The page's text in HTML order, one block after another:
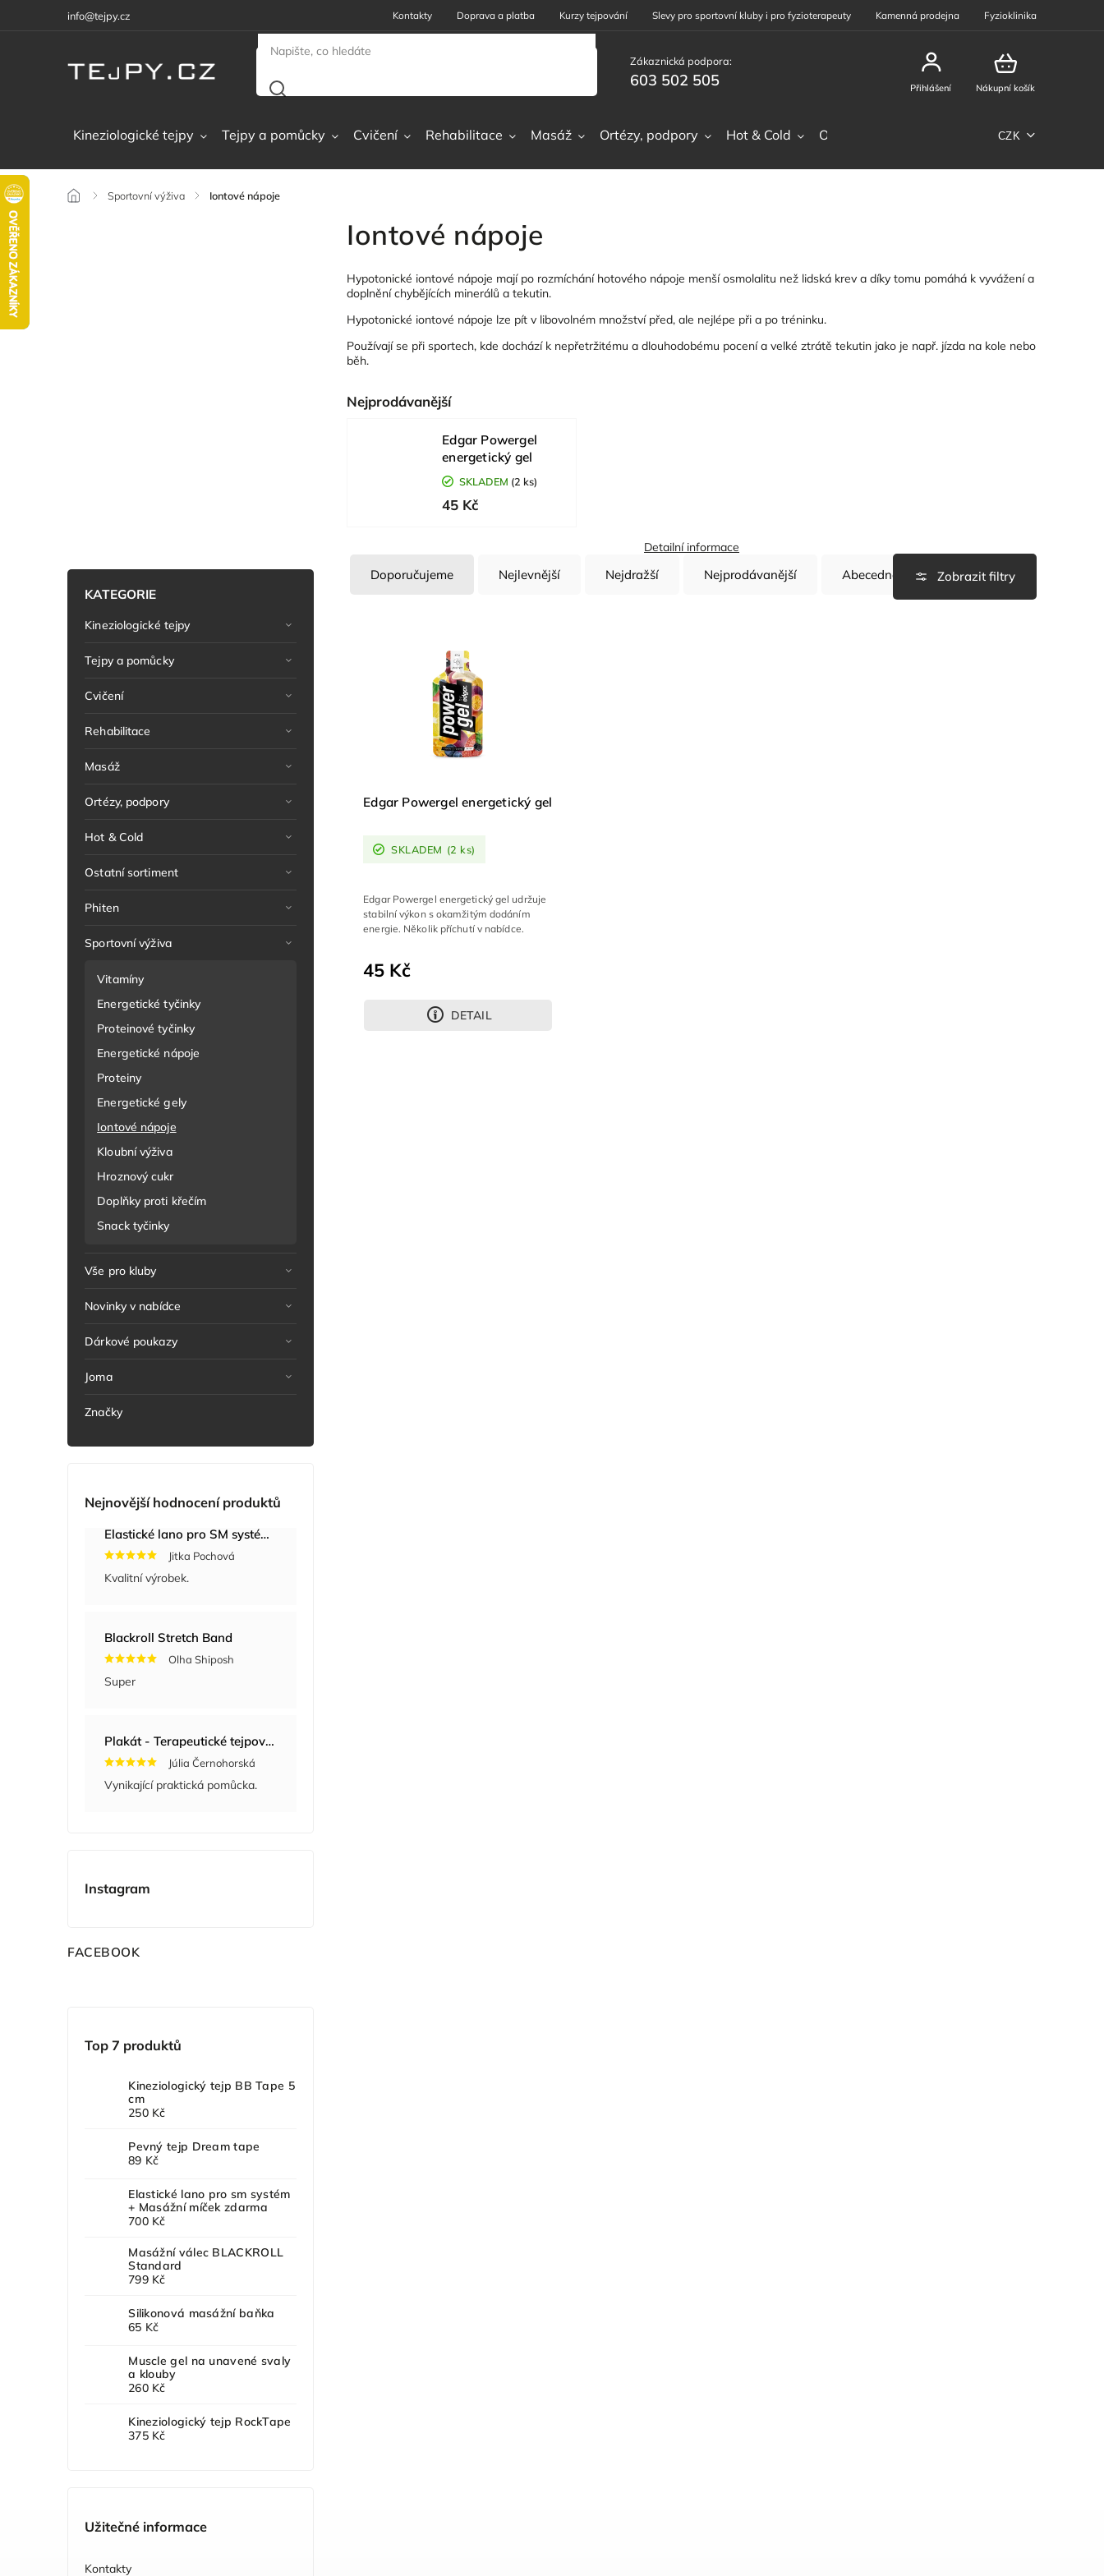
info@tejpy.cz Kontakty Doprava a platba Kurzy tejpování Slevy pro sportovní kluby i pro fyzioterapeuty Kamenná prodejna Fyzioklinika
Zákaznická podpora:
603 502 505 Nákupní košík
Přihlášení
CZK
Kineziologické tejpy Tejpy a pomůcky Cvičení Rehabilitace Masáž Ortézy, podpory Hot & Cold Ostatní sortiment Sportovní
/ Sportovní výživa / Iontové nápoje
KATEGORIE
Kineziologické tejpy
Tejpy a pomůcky
Cvičení
Rehabilitace
Masáž
Ortézy, podpory
Hot & Cold
Ostatní sortiment
Phiten
Sportovní výživa
Vitamíny
Energetické tyčinky
Proteinové tyčinky
Energetické nápoje
Proteiny
Energetické gely
Iontové nápoje
Kloubní výživa
Hroznový cukr
Doplňky proti křečím
Snack tyčinky
Vše pro kluby
Novinky v nabídce
Dárkové poukazy
Joma
Značky
Nejnovější hodnocení produktů
Elastické lano pro SM systém, 3 ks
Jitka Pochová
Kvalitní výrobek.
Blackroll Stretch Band
Olha Shiposh
Super
Plakát - Terapeutické tejpování
Júlia Černohorská
Vynikající praktická pomůcka.
Instagram
FACEBOOK
Top 7 produktů
Kineziologický tejp BB Tape 5
cm
250 Kč
Pevný tejp Dream tape
89 Kč
Elastické lano pro sm systém
+ Masážní míček zdarma
700 Kč
Masážní válec BLACKROLL
Standard
799 Kč
Silikonová masážní baňka
65 Kč
Muscle gel na unavené svaly
a klouby
260 Kč
Kineziologický tejp RockTape
375 Kč
Užitečné informace
Kontakty
Iontové nápoje
Hypotonické iontové nápoje mají po rozmíchání hotového nápoje menší osmolalitu než lidská krev a díky tomu pomáhá k vyvážení a
doplnění chybějících minerálů a tekutin.
Hypotonické iontové nápoje lze pít v libovolném množství před, ale nejlépe při a po tréninku.
Používají se při sportech, kde dochází k nepřetržitému a dlouhodobému pocení a velké ztrátě tekutin jako je např. jízda na kole nebo
běh.
Nejprodávanější
Edgar Powergel
energetický gel
SKLADEM (2 ks)
45 Kč
Detailní informace
Doporučujeme Nejlevnější Nejdražší Nejprodávanější Abecedně
Edgar Powergel energetický gel
SKLADEM (2 ks)
45 Kč
DETAIL
Edgar Powergel energetický gel udržuje
stabilní výkon s okamžitým dodáním
energie. Několik příchutí v nabídce.